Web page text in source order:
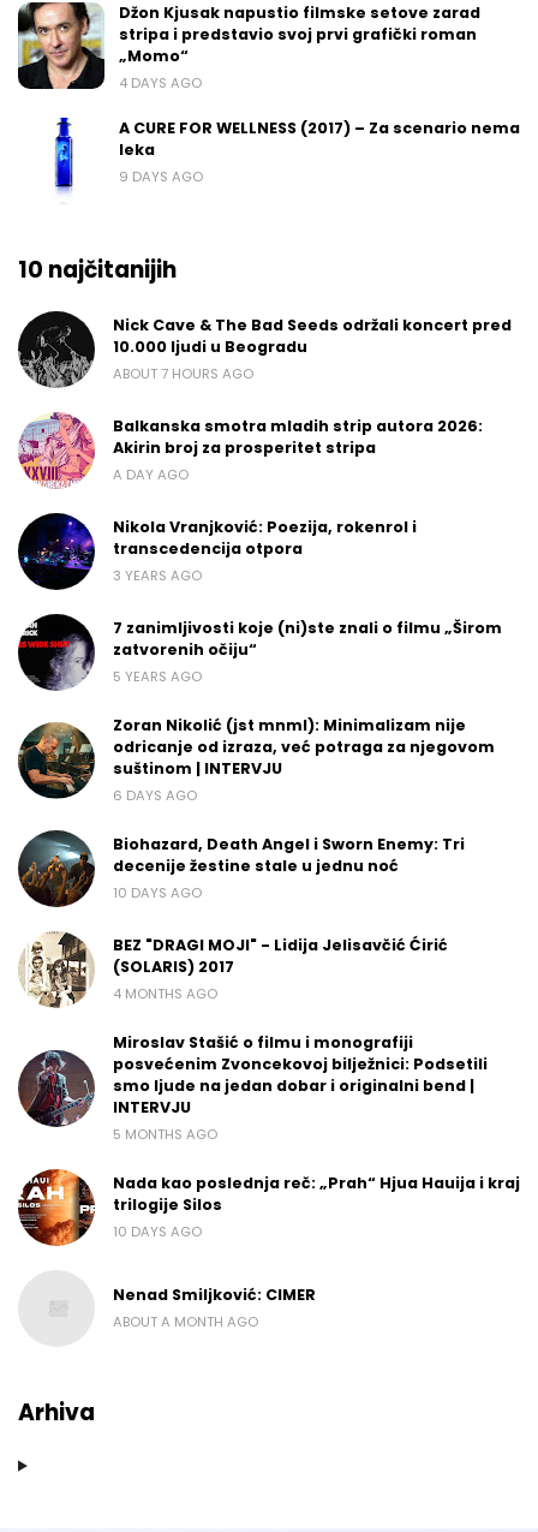
Džon Kjusak napustio filmske setove zarad
stripa i predstavio svoj prvi grafički roman
„Momo“
4 DAYS AGO
A CURE FOR WELLNESS (2017) – Za scenario nema
leka
9 DAYS AGO
10 najčitanijih
Nick Cave & The Bad Seeds održali koncert pred
10.000 ljudi u Beogradu
ABOUT 7 HOURS AGO
Balkanska smotra mladih strip autora 2026:
Akirin broj za prosperitet stripa
A DAY AGO
Nikola Vranjković: Poezija, rokenrol i
transcedencija otpora
3 YEARS AGO
7 zanimljivosti koje (ni)ste znali o filmu „Širom
zatvorenih očiju“
5 YEARS AGO
Zoran Nikolić (jst mnml): Minimalizam nije
odricanje od izraza, već potraga za njegovom
suštinom | INTERVJU
6 DAYS AGO
Biohazard, Death Angel i Sworn Enemy: Tri
decenije žestine stale u jednu noć
10 DAYS AGO
BEZ "DRAGI MOJI" - Lidija Jelisavčić Ćirić
(SOLARIS) 2017
4 MONTHS AGO
Miroslav Stašić o filmu i monografiji
posvećenim Zvoncekovoj bilježnici: Podsetili
smo ljude na jedan dobar i originalni bend |
INTERVJU
5 MONTHS AGO
Nada kao poslednja reč: „Prah“ Hjua Hauija i kraj
trilogije Silos
10 DAYS AGO
Nenad Smiljković: CIMER
ABOUT A MONTH AGO
Arhiva